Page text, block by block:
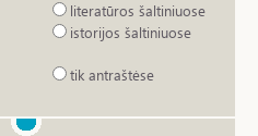
literatūros šaltiniuose
istorijos šaltiniuose
tik antraštėse